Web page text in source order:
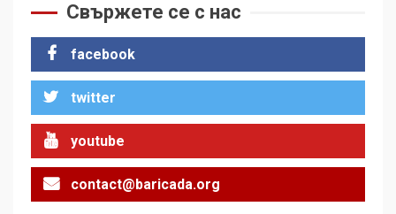
Свържете се с нас
facebook
twitter
youtube
contact@baricada.org